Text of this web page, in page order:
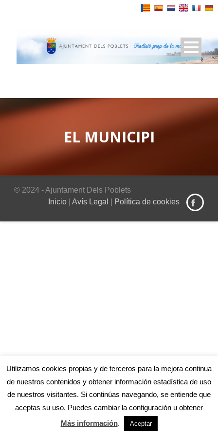
EL MUNICIPI
© 2024 - Ajuntament Dels Poblets
Inicio
Avís Legal Política de cookies
Utilizamos cookies propias y de terceros para la mejora continua
de nuestros contenidos y obtener información estadística de uso
de nuestros visitantes. Si continúas navegando, se entiende que
aceptas su uso. Puedes cambiar la configuración u obtener
Más información. Aceptar